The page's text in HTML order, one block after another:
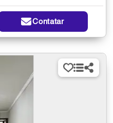
Contatar